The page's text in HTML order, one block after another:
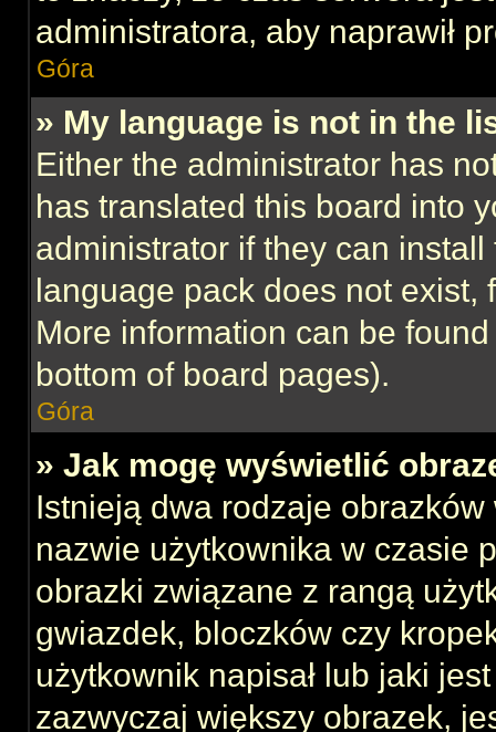
administratora, aby naprawił
Góra
» My language is not in the
Either the administrator has
has translated this board into
administrator if they can
language pack does not exist,
More information can be
bottom of board pages).
Góra
» Jak mogę wyświetlić
Istnieją dwa rodzaje
nazwie użytkownika w czasie
obrazki związane z rangą
gwiazdek, bloczków czy
użytkownik napisał lub jaki
zazwyczaj większy obrazek,